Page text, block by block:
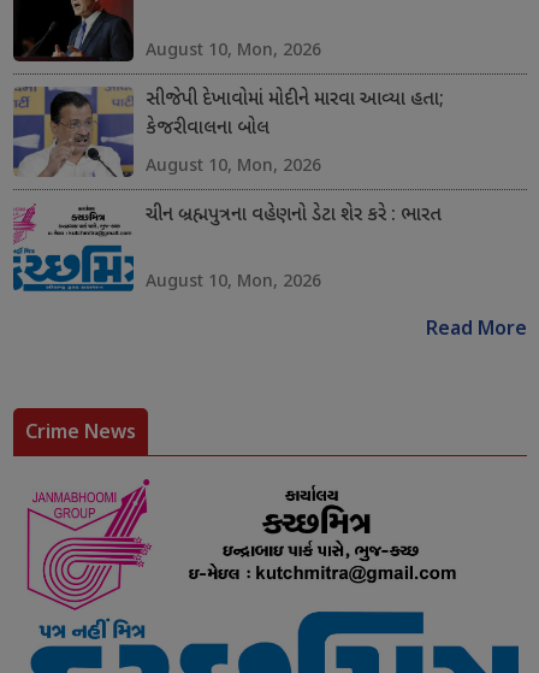
August 10, Mon, 2026
સીજેપી દેખાવોમાં મોદીને મારવા આવ્યા હતા;
કેજરીવાલના બોલ
August 10, Mon, 2026
ચીન બ્રહ્મપુત્રના વહેણનો ડેટા શેર કરે : ભારત
August 10, Mon, 2026
Read More
Crime News